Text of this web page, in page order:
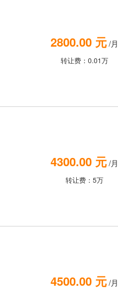
2800.00 元/月
转让费：0.01万
4300.00 元/月
转让费：5万
4500.00 元/月